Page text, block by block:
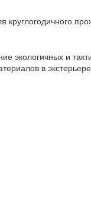
круглогодичного
экологичных и
в экстерьере